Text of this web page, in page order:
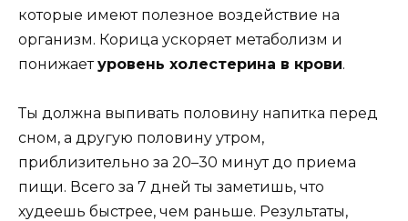
которые имеют полезное воздействие на
организм. Корица ускоряет метаболизм и
понижаетуровень холестерина в крови.
Ты должна выпивать половину напитка перед
сном, а другую половину утром,
приблизительно за 20–30 минут до приема
пищи. Всего за 7 дней ты заметишь, что
худеешь быстрее, чем раньше. Результаты,